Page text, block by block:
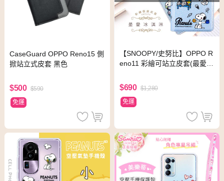
CaseGuard OPPO Reno15 側
掀站立式皮套 黑色
$500 $590
免運
【SNOOPY/史努比】OPPO R
eno11 彩繪可站立皮套(最愛冰
$690 $1,280
免運